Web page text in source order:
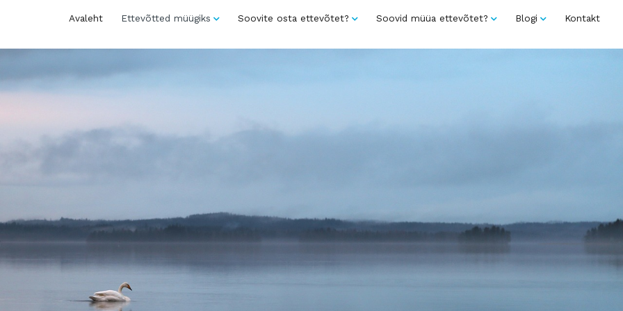
Avaleht Ettevõtted müügiks Soovite osta ettevõtet? Soovid müüa ettevõtet? Blogi Kontakt